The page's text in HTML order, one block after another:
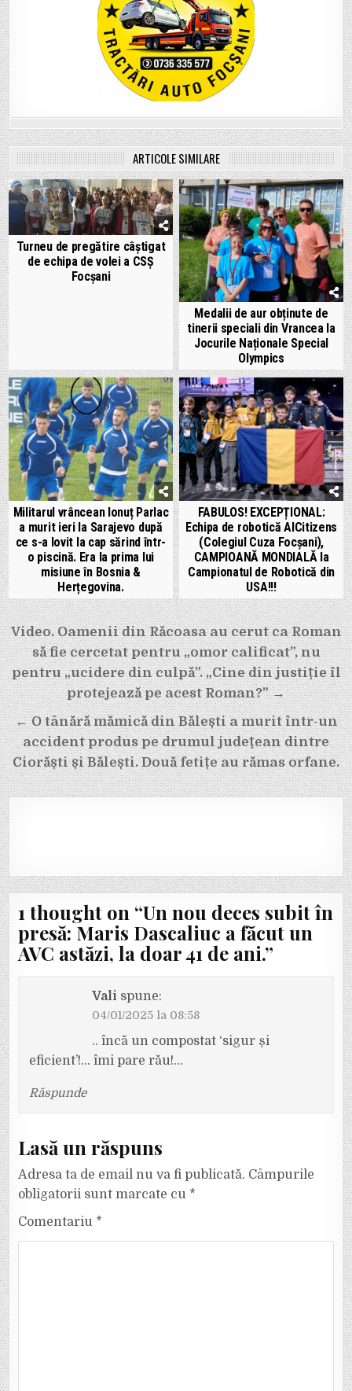
ARTICOLE SIMILARE
Turneu de pregătire câștigat
de echipa de volei a CSȘ
Focșani
Medalii de aur obținute de
tinerii speciali din Vrancea la
Jocurile Naționale Special
Olympics
Militarul vrâncean Ionuț Parlac
a murit ieri la Sarajevo după
ce s-a lovit la cap sărind într-
o piscină. Era la prima lui
misiune în Bosnia &
Herțegovina.
FABULOS! EXCEPȚIONAL:
Echipa de robotică AICitizens
(Colegiul Cuza Focșani),
CAMPIOANĂ MONDIALĂ la
Campionatul de Robotică din
USA!!!
Navigare
în
articole
Video. Oamenii din Răcoasa au cerut ca Roman
să fie cercetat pentru „omor calificat”, nu
pentru „ucidere din culpă”. „Cine din justiție îl
protejează pe acest Roman?” →
← O tânără mămică din Bălești a murit într-un
accident produs pe drumul județean dintre
Ciorăști și Bălești. Două fetițe au rămas orfane.
1 thought on “Un nou deces subit în
presă: Maris Dascaliuc a făcut un
AVC astăzi, la doar 41 de ani.”
Vali spune:
04/01/2025 la 08:58
.. încă un compostat ‘sigur și
eficient’!… îmi pare rău!…
Răspunde
Lasă un răspuns
Adresa ta de email nu va fi publicată. Câmpurile
obligatorii sunt marcate cu *
Comentariu *